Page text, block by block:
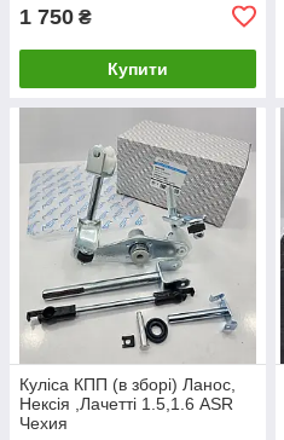
1 750 ₴
Купити
Куліса КПП (в зборі) Ланос,
Нексія ,Лачетті 1.5,1.6 ASR
Чехия